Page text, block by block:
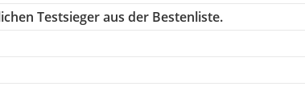
Testsieger aus der Bestenliste.